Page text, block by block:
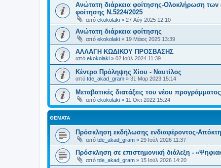
Ανώτατη διάρκεια φοίτησης-Ολοκλήρωση
φοίτησης Ν.5224/2025
από ekokolaki » 27 Αύγ 2025 12:10
Ανώτατη διάρκεια φοίτησης
από ekokolaki » 19 Μάιος 2025 13:39
ΑΛΛΑΓΗ ΚΩΔΙΚΟΥ ΠΡΟΣΒΑΣΗΣ
από ekokolaki » 02 Ιούλ 2024 11:39
Κέντρο Πρόληψης Χίου - Ναυτίλος
από tde_akad_gram » 31 Μαρ 2023 15:14
Μεταβατικές διατάξεις του νέου
από ekokolaki » 11 Οκτ 2022 15:24
ΘΈΜΑΤΑ
Πρόσκληση εκδήλωσης ενδιαφέροντος-
από tde_akad_gram » 29 Ιούλ 2026 11:37
Πρόσκληση σε επιστημονική διάλεξη -
από tde_akad_gram » 15 Ιούλ 2026 14:20